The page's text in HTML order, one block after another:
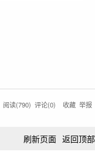
阅读(790) 评论(0) 收藏 举报
刷新页面 返回顶部